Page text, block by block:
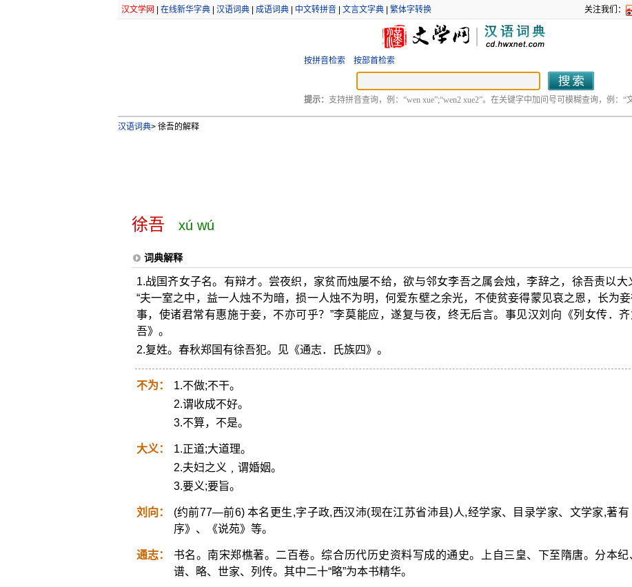
汉文学网 在线新华字典| 汉语词典| 成语词典| 中文转拼音| 文言文字典| 繁体字转换 关注我们：
按拼音检索 按部首检索
提示： 支持拼音查询，例：“wen xue”;“wen2 xue2”。在关键字中加问号可模糊查询，例：“文
汉语词典>徐吾的解释
徐吾 xú wú
词典解释
1.战国齐女子名。有辩才。尝夜织，家贫而烛屡不给，欲与邻女李吾之属会烛，李辞之，徐吾责以大
“夫一室之中，益一人烛不为暗，损一人烛不为明，何爱东壁之余光，不使贫妾得蒙见哀之恩，长为
事，使诸君常有惠施于妾，不亦可乎？”李莫能应，遂复与夜，终无后言。事见汉刘向《列女传．
吾》。
2.复姓。春秋郑国有徐吾犯。见《通志．氏族四》。
不为：
1.不做;不干。
2.谓收成不好。
3.不算，不是。
大义：
1.正道;大道理。
2.夫妇之义﹐谓婚姻。
3.要义;要旨。
刘向：
(约前77—前6) 本名更生,字子政,西汉沛(现在江苏省沛县)人,经学家、目录学家、文学家,著有
序》、《说苑》等。
通志：
书名。南宋郑樵著。二百卷。综合历代历史资料写成的通史。上自三皇、下至隋唐。分本纪
谱、略、世家、列传。其中二十“略”为本书精华。